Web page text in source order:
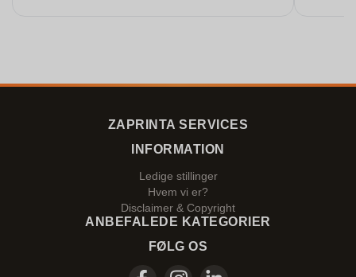
ZAPRINTA SERVICES
INFORMATION
Ledige stillinger
Hvem vi er?
Disclaimer & Copyright
ANBEFALEDE KATEGORIER
FØLG OS